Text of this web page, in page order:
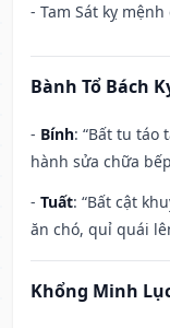
- Tam Sát kỵ
Bành Tổ Bách
- Bính: “Bất tu táo
hành sửa chữa
- Tuất: “Bất cật
ăn chó, quỉ quái
Khổng Minh